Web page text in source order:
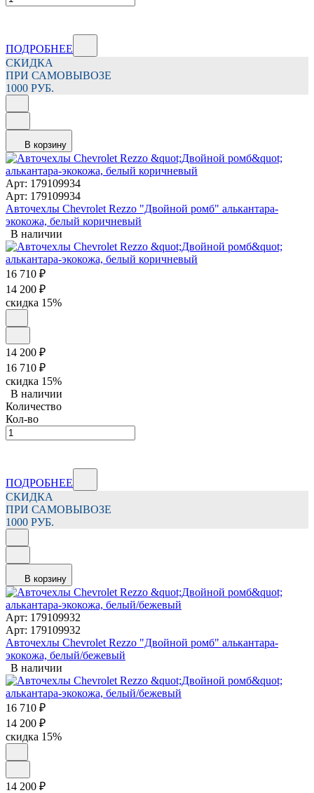
ПОДРОБНЕЕ
СКИДКА
ПРИ САМОВЫВОЗЕ
1000 РУБ.
В корзину
Арт: 179109934
Арт: 179109934
Авточехлы Chevrolet Rezzo "Двойной ромб" алькантара-
экокожа, белый коричневый
В наличии
16 710 ₽
14 200 ₽
скидка 15%
14 200 ₽
16 710 ₽
скидка 15%
В наличии
Количество
Кол-во
ПОДРОБНЕЕ
СКИДКА
ПРИ САМОВЫВОЗЕ
1000 РУБ.
В корзину
Арт: 179109932
Арт: 179109932
Авточехлы Chevrolet Rezzo "Двойной ромб" алькантара-
экокожа, белый/бежевый
В наличии
16 710 ₽
14 200 ₽
скидка 15%
14 200 ₽